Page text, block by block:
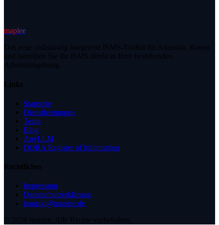
maplee
Das erste vollständig integrierte ISMS-Toolkit für Atlassian. Bauen
und betreiben Sie Ihr ISMS direkt in Ihrer bestehenden
Arbeitsumgebung.
Links
Startseite
Dienstleistungen
Team
Blog
AnyLLM
DORA Register of Information
Rechtliches
Impressum
Datenschutzerklärung
kontakt@maplee.de
©
2026 maplee. Alle Rechte vorbehalten.